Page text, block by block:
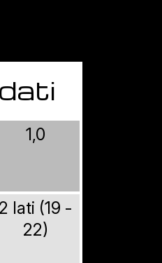
1,0
2 lati (19 -
22)